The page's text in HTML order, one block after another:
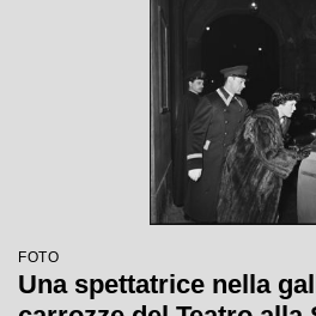
FOTO
Una spettatrice nella